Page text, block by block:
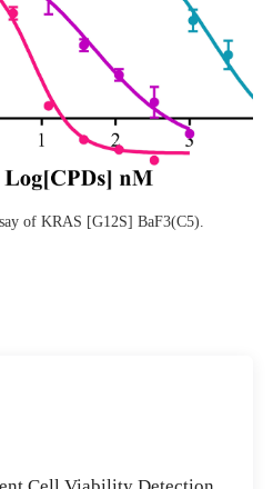
of KRAS [G12S] BaF3(C5).